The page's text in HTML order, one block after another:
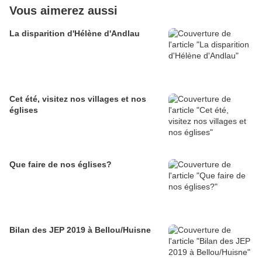
Vous aimerez aussi
La disparition d'Hélène d'Andlau
Cet été, visitez nos villages et nos
églises
Que faire de nos églises?
Bilan des JEP 2019 à Bellou/Huisne